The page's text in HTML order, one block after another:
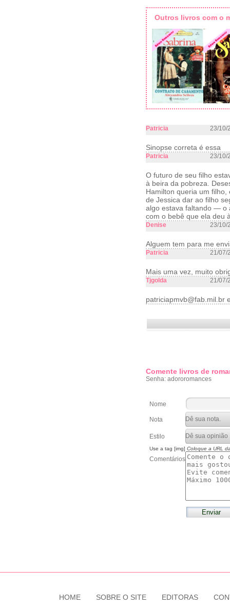
Outros livros com o
Patricia 23/10/
Sinopse correta é essa
Patricia 23/10/
O futuro de seu filho
à beira da pobreza.
Hamilton queria um
de Jessica dar ao filho
algo estava faltando — o
com o bebê que ela deu
Denise 23/10/
Alguem tem para me
Patricia 21/07/
Mais uma vez, muito
Tjgolda 21/07/
patriciapmvb@fab.mil.br
Comente livros de
Senha: adororomances
Nome
Nota
Estilo
Use a tag [img] Coloque a URL
Comentários
HOME SOBRE O SITE EDITORAS